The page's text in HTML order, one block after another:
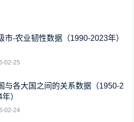
市-农业韧性数据（1990-2023年）
02-25
与各大国之间的关系数据（1950-2
）
02-24